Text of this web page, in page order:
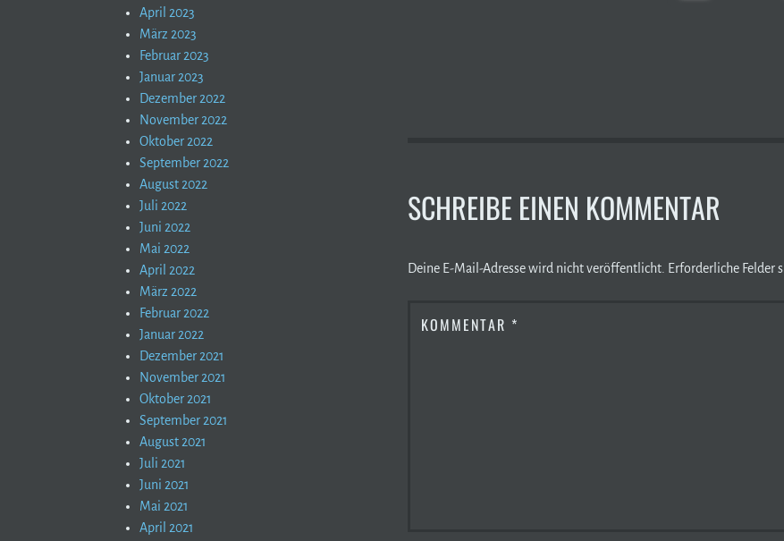
SCHREIBE EINEN KOMMENTAR
Deine E-Mail-Adresse wird nicht veröffentlicht. Erforderliche Felder
KOMMENTAR *
April 2023
März 2023
Februar 2023
Januar 2023
Dezember 2022
November 2022
Oktober 2022
September 2022
August 2022
Juli 2022
Juni 2022
Mai 2022
April 2022
März 2022
Februar 2022
Januar 2022
Dezember 2021
November 2021
Oktober 2021
September 2021
August 2021
Juli 2021
Juni 2021
Mai 2021
April 2021